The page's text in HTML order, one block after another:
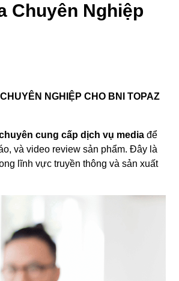
Chuyên Nghiệp
NGHIỆP CHO BNI TOPAZ
cung cấp dịch vụ media để
và video review sản phẩm. Đây là
lĩnh vực truyền thông và sản xuất